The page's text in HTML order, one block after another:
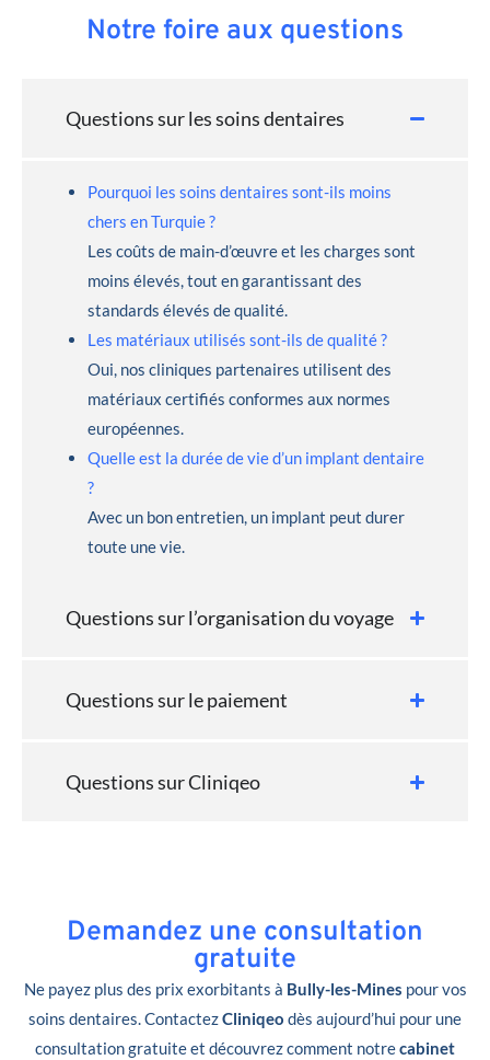
Notre foire aux questions
Questions sur les soins dentaires
Pourquoi les soins dentaires sont-ils moins
chers en Turquie ?
Les coûts de main-d’œuvre et les charges sont
moins élevés, tout en garantissant des
standards élevés de qualité.
Les matériaux utilisés sont-ils de qualité ?
Oui, nos cliniques partenaires utilisent des
matériaux certifiés conformes aux normes
européennes.
Quelle est la durée de vie d’un implant dentaire
?
Avec un bon entretien, un implant peut durer
toute une vie.
Questions sur l’organisation du voyage
Questions sur le paiement
Questions sur Cliniqeo
Demandez une consultation
gratuite
Ne payez plus des prix exorbitants à Bully-les-Mines pour vos
soins dentaires. ContactezCliniqeo dès aujourd’hui pour une
consultation gratuite et découvrez comment notrecabinet